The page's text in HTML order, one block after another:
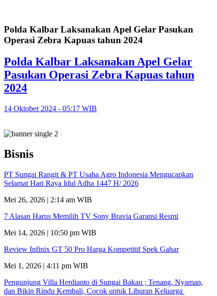
Polda Kalbar Laksanakan Apel Gelar Pasukan
Operasi Zebra Kapuas tahun 2024
Polda Kalbar Laksanakan Apel Gelar
Pasukan Operasi Zebra Kapuas tahun
2024
14 Oktober 2024 - 05:17 WIB
Bisnis
PT Sungai Rangit & PT Usaha Agro Indonesia Mengucapkan
Selamat Hari Raya Idul Adha 1447 H/ 2026
Mei 26, 2026 | 2:14 am WIB
7 Alasan Harus Memilih TV Sony Bravia Garansi Resmi
Mei 14, 2026 | 10:50 pm WIB
Review Infinix GT 50 Pro Harga Kompetitif Spek Gahar
Mei 1, 2026 | 4:11 pm WIB
Pengunjung Villa Herdianto di Sungai Bakau ; Tenang, Nyaman,
dan Bikin Rindu Kembali, Cocok untuk Liburan Keluarga